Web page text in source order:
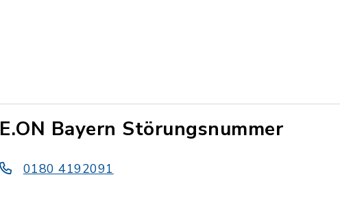
E.ON Bayern Störungsnummer
0180 4192091